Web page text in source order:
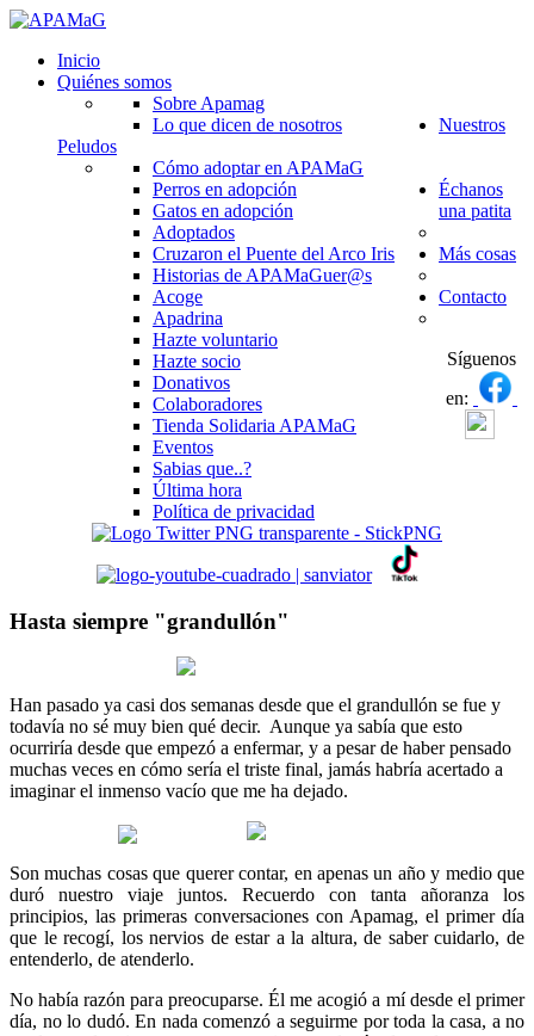
Inicio
Quiénes somos
Sobre Apamag
Lo que dicen de nosotros
Nuestros
Peludos
Cómo adoptar en APAMaG
Perros en adopción
Gatos en adopción
Adoptados
Cruzaron el Puente del Arco Iris
Historias de APAMaGuer@s
Échanos
una patita
Acoge
Apadrina
Hazte voluntario
Hazte socio
Donativos
Colaboradores
Más cosas
Tienda Solidaria APAMaG
Eventos
Sabias que..?
Última hora
Contacto
Política de privacidad
Síguenos
en:
Hasta siempre "grandullón"
Han pasado ya casi dos semanas desde que el grandullón se fue y
todavía no sé muy bien qué decir. Aunque ya sabía que esto
ocurriría desde que empezó a enfermar, y a pesar de haber pensado
muchas veces en cómo sería el triste final, jamás habría acertado a
imaginar el inmenso vacío que me ha dejado.
Son muchas cosas que querer contar, en apenas un año y medio que
duró nuestro viaje juntos. Recuerdo con tanta añoranza los
principios, las primeras conversaciones con Apamag, el primer día
que le recogí, los nervios de estar a la altura, de saber cuidarlo, de
entenderlo, de atenderlo.
No había razón para preocuparse. Él me acogió a mí desde el primer
día, no lo dudó. En nada comenzó a seguirme por toda la casa, a no